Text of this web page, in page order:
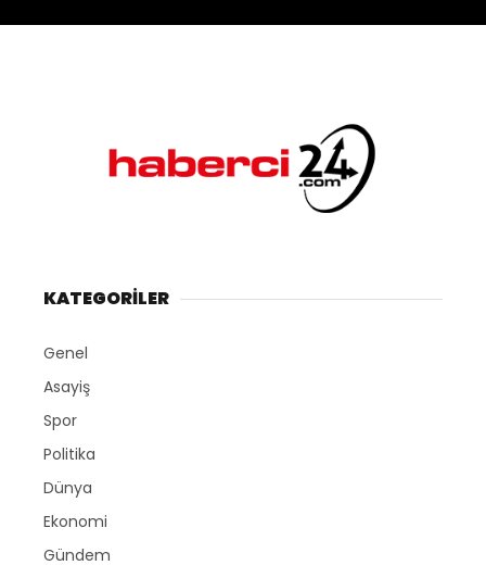
KATEGORİLER
Genel
Asayiş
Spor
Politika
Dünya
Ekonomi
Gündem